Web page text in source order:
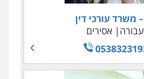
משרד עורכי דין
אסירים